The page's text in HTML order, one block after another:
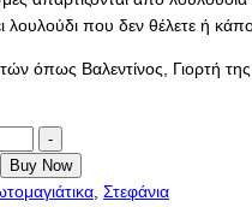
που δεν θέλετε ή
όπως Βαλεντίνος, Γιορτή
-
Buy Now
, Στεφάνια